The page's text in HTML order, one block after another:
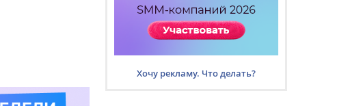
Хочу рекламу. Что делать?